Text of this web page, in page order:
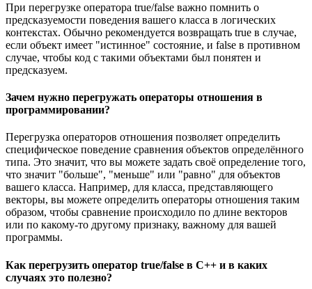
При перегрузке оператора true/false важно помнить о
предсказуемости поведения вашего класса в логических
контекстах. Обычно рекомендуется возвращать true в случае,
если объект имеет "истинное" состояние, и false в противном
случае, чтобы код с такими объектами был понятен и
предсказуем.
Зачем нужно перегружать операторы отношения в
программировании?
Перегрузка операторов отношения позволяет определить
специфическое поведение сравнения объектов определённого
типа. Это значит, что вы можете задать своё определение того,
что значит "больше", "меньше" или "равно" для объектов
вашего класса. Например, для класса, представляющего
векторы, вы можете определить операторы отношения таким
образом, чтобы сравнение происходило по длине векторов
или по какому-то другому признаку, важному для вашей
программы.
Как перегрузить оператор true/false в C++ и в каких
случаях это полезно?